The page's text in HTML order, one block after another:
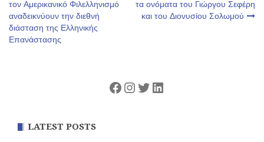
άρθρων
τον Αμερικανικό Φιλελληνισμό
αναδεικνύουν την διεθνή
διάσταση της Ελληνικής
Επανάστασης
τα ονόματα του Γιώργου Σεφέρη
και του Διονυσίου Σολωμού
Facebook
Instagram
Twitter
Linkedin
LATEST POSTS